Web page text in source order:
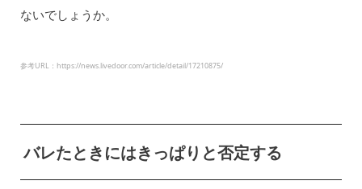
ないでしょうか。
参考URL：https://news.livedoor.com/article/detail/17210875/
バレたときにはきっぱりと否定する